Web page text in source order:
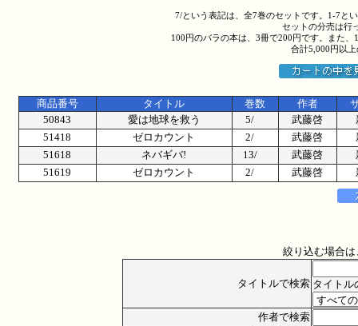
7/という表記は、全7巻のセットです。1-7と
セットの分売は行
100円のバラの本は、3冊で200円です。また
合計5,000円以
商品番号 タイトル 巻数 作者
50843
愛は地球を救う 5/ 武藤啓
51418
ゼロカウント 2/ 武藤啓
51618
ネバギバ! 13/ 武藤啓
51619
ゼロカウント 2/ 武藤啓
絞り込む場合
タイトルで検索 タイトル
作者で検索